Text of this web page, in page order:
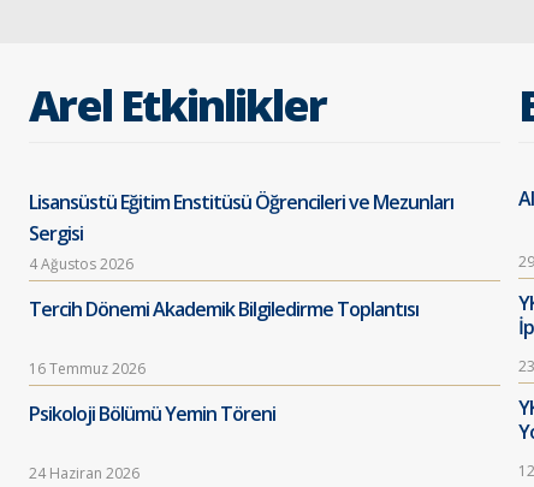
Arel Etkinlikler
Lisansüstü Eğitim Enstitüsü Öğrencileri ve Mezunları
Sergisi
4 Ağustos 2026
Tercih Dönemi Akademik Bilgiledirme Toplantısı
16 Temmuz 2026
Psikoloji Bölümü Yemin Töreni
24 Haziran 2026